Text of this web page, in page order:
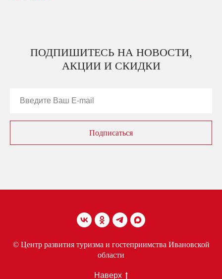
ПОДПИШИТЕСЬ НА НОВОСТИ,
АКЦИИ И СКИДКИ
Подписаться
© Центр развития туризма и гостеприимства Ивановской
области
Наверх